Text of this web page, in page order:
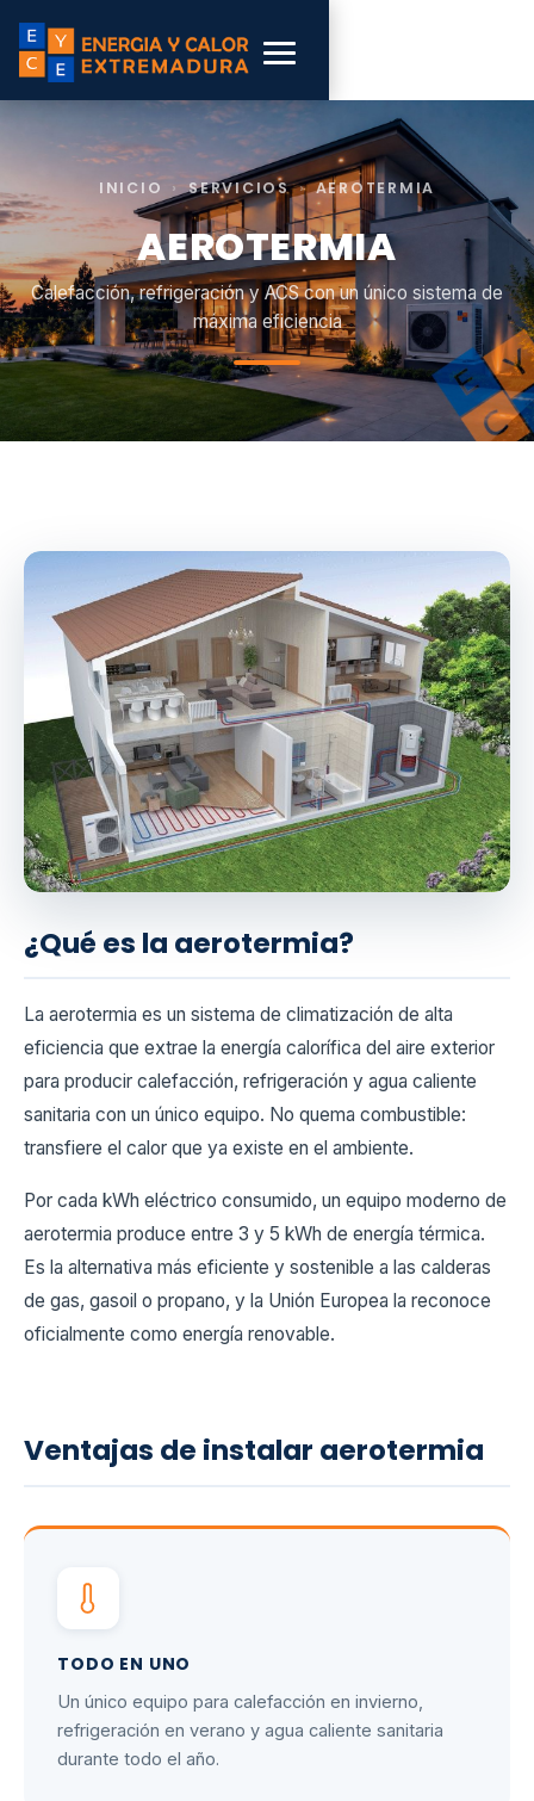
INICIO › SERVICIOS › AEROTERMIA
AEROTERMIA
Calefacción, refrigeración y ACS con un único sistema de
máxima eficiencia
¿Qué es la aerotermia?
La aerotermia es un sistema de climatización de alta
eficiencia que extrae la energía calorífica del aire exterior
para producir calefacción, refrigeración y agua caliente
sanitaria con un único equipo. No quema combustible:
transfiere el calor que ya existe en el ambiente.
Por cada kWh eléctrico consumido, un equipo moderno de
aerotermia produce entre 3 y 5 kWh de energía térmica.
Es la alternativa más eficiente y sostenible a las calderas
de gas, gasoil o propano, y la Unión Europea la reconoce
oficialmente como energía renovable.
Ventajas de instalar aerotermia
TODO EN UNO
Un único equipo para calefacción en invierno,
refrigeración en verano y agua caliente sanitaria
durante todo el año.